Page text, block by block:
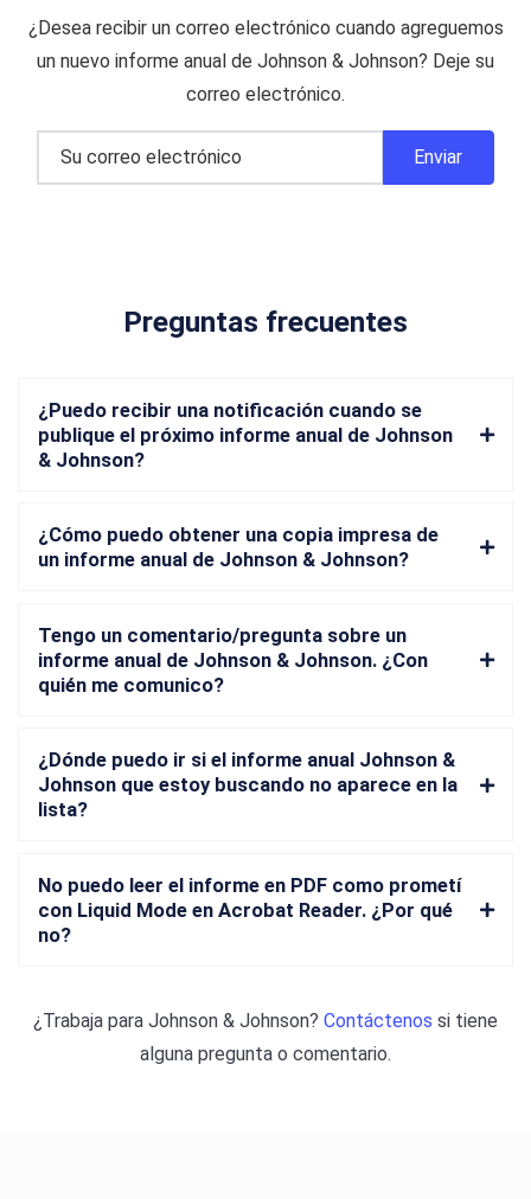
¿Desea recibir un correo electrónico cuando agreguemos
un nuevo informe anual de Johnson & Johnson? Deje su
correo electrónico.
Preguntas frecuentes
¿Puedo recibir una notificación cuando se
publique el próximo informe anual de Johnson
& Johnson?
¿Cómo puedo obtener una copia impresa de
un informe anual de Johnson & Johnson?
Tengo un comentario/pregunta sobre un
informe anual de Johnson & Johnson. ¿Con
quién me comunico?
¿Dónde puedo ir si el informe anual Johnson &
Johnson que estoy buscando no aparece en la
lista?
No puedo leer el informe en PDF como prometí
con Liquid Mode en Acrobat Reader. ¿Por qué
no?
¿Trabaja para Johnson & Johnson? Contáctenos si tiene
alguna pregunta o comentario.